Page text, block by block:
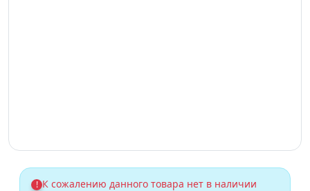
! К сожалению данного товара нет в наличии